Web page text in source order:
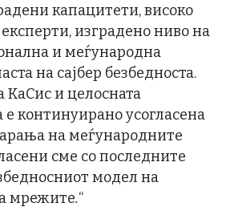
капацитети, високо
изградено ниво на
и меѓународна
на сајбер безбедноста.
КаСис и целосната
континуирано усогласена
на меѓународните
сме со последните
модел на
мрежите.“